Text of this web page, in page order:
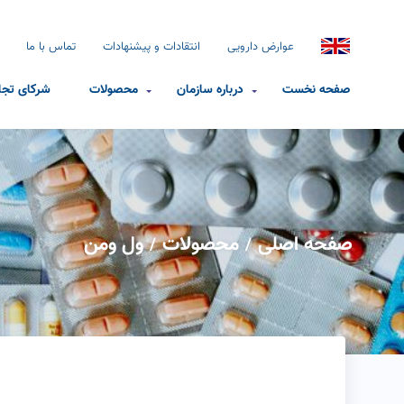
عوارض دارویی انتقادات و پیشنهادات تماس با ما
صفحه نخست درباره سازمان محصولات شرکای
صفحه اصلی / محصولات / ول ومن